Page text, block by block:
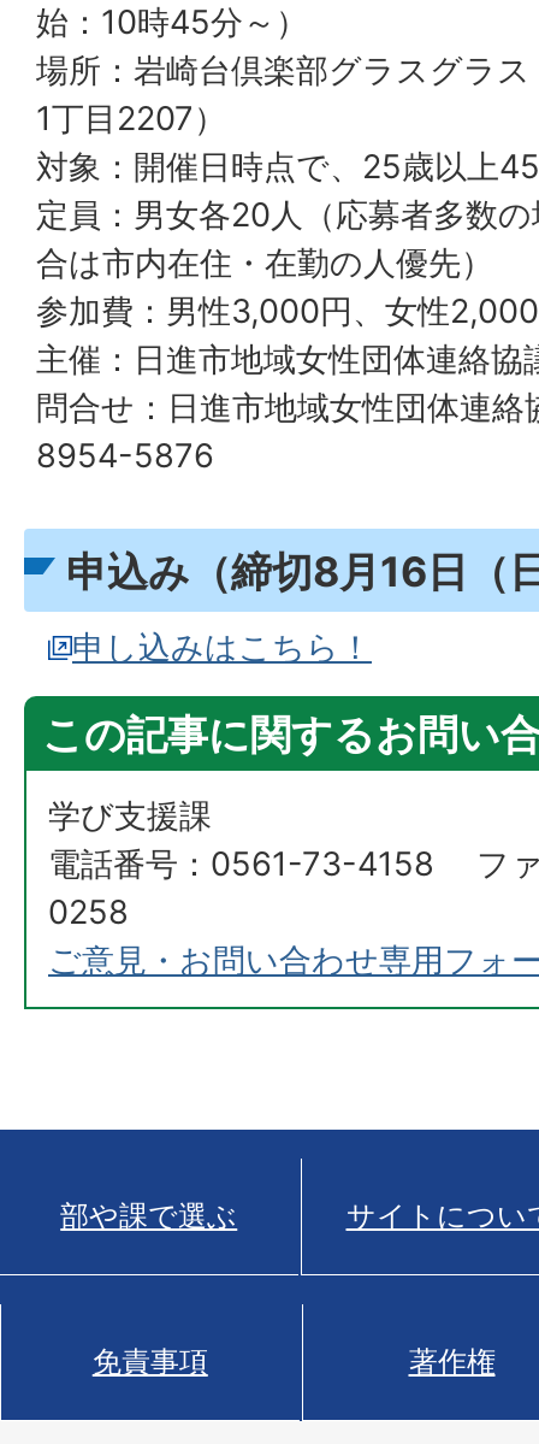
始：10時45分～）
場所：岩崎台倶楽部グラスグラ
1丁目2207）
対象：開催日時点で、25歳以上
定員：男女各20人（応募者多数
合は市内在住・在勤の人優先）
参加費：男性3,000円、女性
主催：日進市地域女性団体連絡協
問合せ：日進市地域女性団体連
8954-5876
申込み（締切8月16日（
申し込みはこちら！
この記事に関するお問い
学び支援課
電話番号：0561-73-4158 フ
0258
ご意見・お問い合わせ専用フォ
部や課で選ぶ サイトについ
免責事項 著作権